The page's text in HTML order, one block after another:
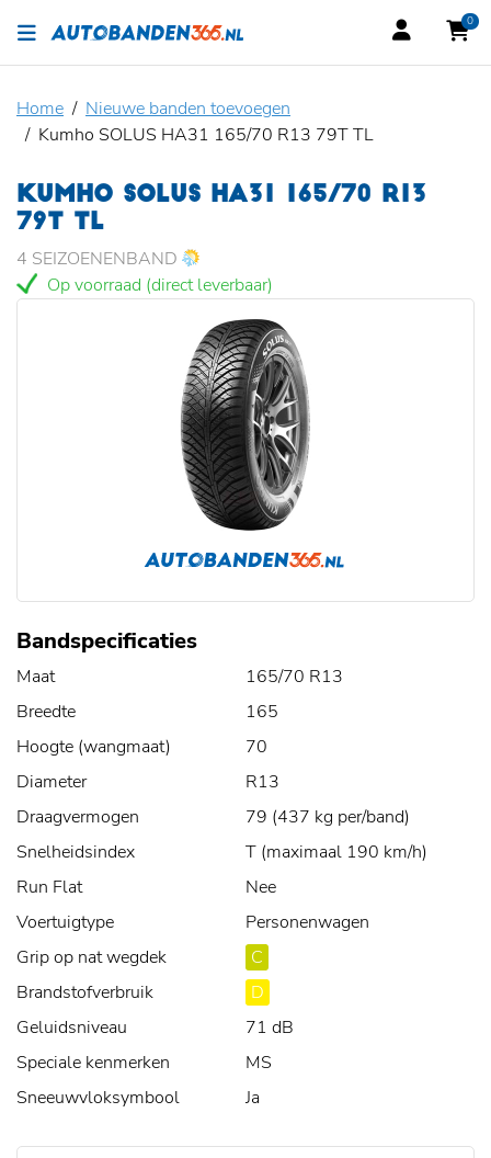
0
Home
Nieuwe banden toevoegen
Kumho SOLUS HA31 165/70 R13 79T TL
KUMHO SOLUS HA31 165/70 R13
79T TL
4 SEIZOENENBAND
Op voorraad (direct leverbaar)
Bandspecificaties
Maat
165/70 R13
Breedte
165
Hoogte (wangmaat)
70
Diameter
R13
Draagvermogen
79 (437 kg per/band)
Snelheidsindex
T (maximaal 190 km/h)
Run Flat
Nee
Voertuigtype
Personenwagen
Grip op nat wegdek
C
Brandstofverbruik
D
Geluidsniveau
71 dB
Speciale kenmerken
MS
Sneeuwvloksymbool
Ja